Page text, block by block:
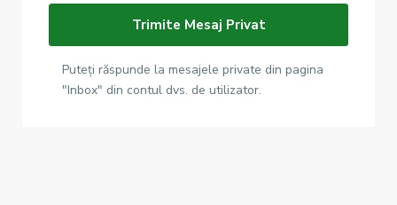
Puteți răspunde la mesajele private din pagina
"Inbox" din contul dvs. de utilizator.